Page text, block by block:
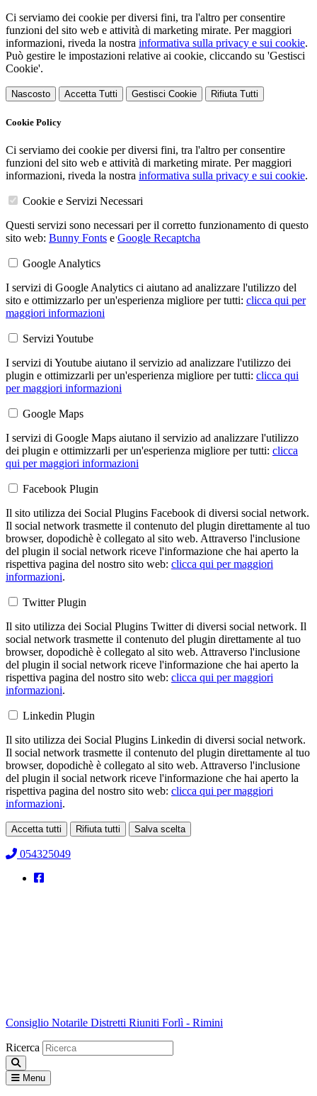
Ci serviamo dei cookie per diversi fini, tra l'altro per consentire
funzioni del sito web e attività di marketing mirate. Per maggiori
informazioni, riveda la nostra informativa sulla privacy e sui cookie.
Può gestire le impostazioni relative ai cookie, cliccando su 'Gestisci
Cookie'.
Nascosto Accetta Tutti Gestisci Cookie Rifiuta Tutti
Cookie Policy
Ci serviamo dei cookie per diversi fini, tra l'altro per consentire
funzioni del sito web e attività di marketing mirate. Per maggiori
informazioni, riveda la nostra informativa sulla privacy e sui cookie.
Cookie e Servizi Necessari
Questi servizi sono necessari per il corretto funzionamento di questo
sito web: Bunny Fonts e Google Recaptcha
Google Analytics
I servizi di Google Analytics ci aiutano ad analizzare l'utilizzo del
sito e ottimizzarlo per un'esperienza migliore per tutti: clicca qui per
maggiori informazioni
Servizi Youtube
I servizi di Youtube aiutano il servizio ad analizzare l'utilizzo dei
plugin e ottimizzarli per un'esperienza migliore per tutti: clicca qui
per maggiori informazioni
Google Maps
I servizi di Google Maps aiutano il servizio ad analizzare l'utilizzo
dei plugin e ottimizzarli per un'esperienza migliore per tutti: clicca
qui per maggiori informazioni
Facebook Plugin
Il sito utilizza dei Social Plugins Facebook di diversi social network.
Il social network trasmette il contenuto del plugin direttamente al tuo
browser, dopodichè è collegato al sito web. Attraverso l'inclusione
del plugin il social network riceve l'informazione che hai aperto la
rispettiva pagina del nostro sito web: clicca qui per maggiori
informazioni.
Twitter Plugin
Il sito utilizza dei Social Plugins Twitter di diversi social network. Il
social network trasmette il contenuto del plugin direttamente al tuo
browser, dopodichè è collegato al sito web. Attraverso l'inclusione
del plugin il social network riceve l'informazione che hai aperto la
rispettiva pagina del nostro sito web: clicca qui per maggiori
informazioni.
Linkedin Plugin
Il sito utilizza dei Social Plugins Linkedin di diversi social network.
Il social network trasmette il contenuto del plugin direttamente al tuo
browser, dopodichè è collegato al sito web. Attraverso l'inclusione
del plugin il social network riceve l'informazione che hai aperto la
rispettiva pagina del nostro sito web: clicca qui per maggiori
informazioni.
Accetta tutti Rifiuta tutti Salva scelta
054325049
Consiglio Notarile Distretti Riuniti Forlì - Rimini
Ricerca
Menu